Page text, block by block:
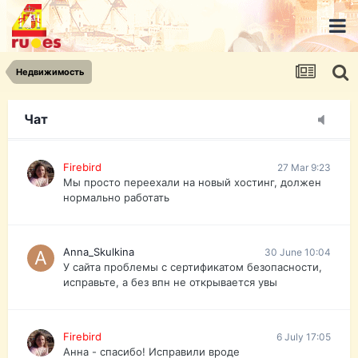
Недвижимость
Чат
urist.dokument@gmail.com
https://pasport-ua.com/
Телеграмм @uristpassua
Firebird
Друзья - из России без VPN сайт и форум
Firebird 27 Mar 9:23
Мы просто переехали на новый хостинг, должен
нормально работать
Anna_Skulkina 30 June 10:04
У сайта проблемы с сертификатом безопасности,
исправьте, а без впн не открывается увы
Firebird 6 July 17:05
Анна - спасибо! Исправили вроде